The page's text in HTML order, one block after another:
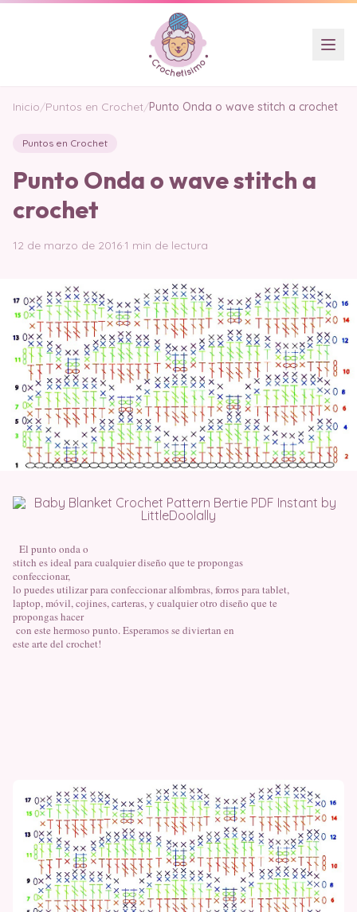
Inicio/Puntos en Crochet/Punto Onda o wave stitch a crochet
Puntos en Crochet
Punto Onda o wave stitch a
crochet
12 de marzo de 2016·1 min de lectura
El punto onda o
stitch es ideal para cualquier diseño que te propongas
confeccionar,
lo puedes utilizar para confeccionar alfombras, forros para tablet,
laptop, móvil, cojines, carteras, y cualquier otro diseño que te
propongas hacer
con este hermoso punto. Esperamos se diviertan en
este arte del crochet!